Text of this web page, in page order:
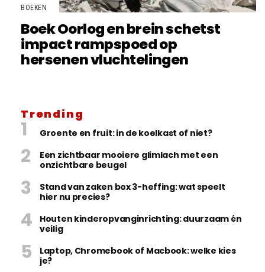
BOEKEN
Boek Oorlog en brein schetst
impact rampspoed op
hersenen vluchtelingen
Trending
Groente en fruit: in de koelkast of niet?
Een zichtbaar mooiere glimlach met een
onzichtbare beugel
Stand van zaken box 3-heffing: wat speelt
hier nu precies?
Houten kinderopvanginrichting: duurzaam én
veilig
Laptop, Chromebook of Macbook: welke kies
je?